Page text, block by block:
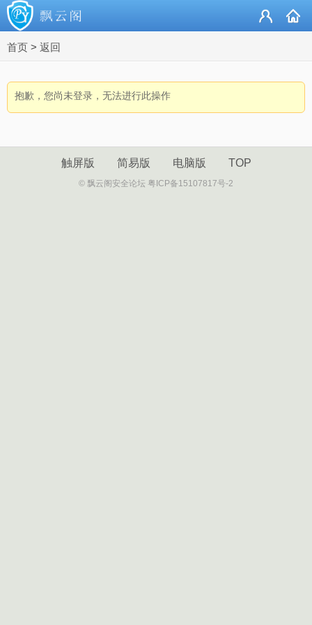
首页 > 返回
抱歉，您尚未登录，无法进行此操作
触屏版 简易版 电脑版 TOP
© 飘云阁安全论坛 粤ICP备15107817号-2